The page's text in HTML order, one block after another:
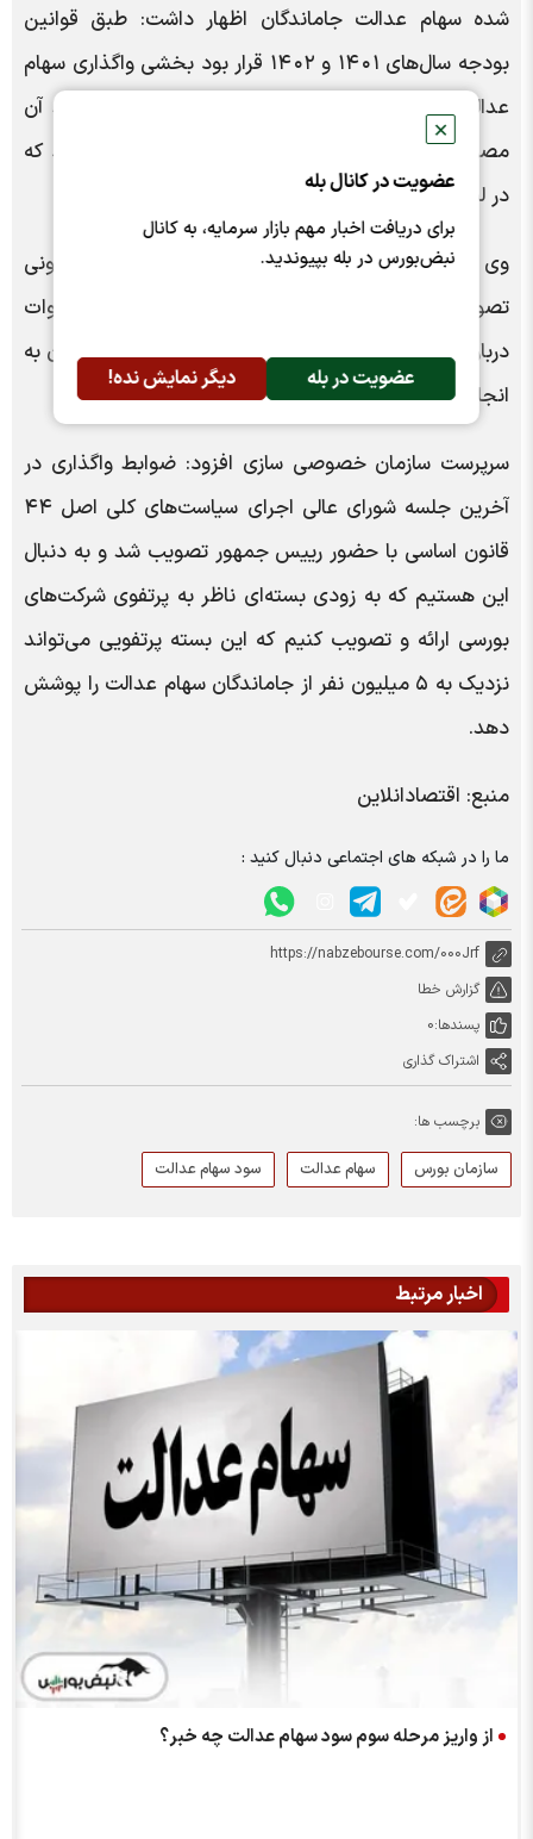
✕
عضویت در کانال بله
برای دریافت اخبار مهم بازار سرمایه، به کانال
نبض‌بورس در بله بپیوندید.
عضویت در بله دیگر نمایش نده!
شده سهام عدالت جاماندگان اظهار داشت: طبق قوانین
بودجه سال‌های ١۴٠١ و ١۴٠٢ قرار بود بخشی واگذاری سهام
عدالت در قالب یک بسته پرتفویی انجام شود که شرط آن
مصوبه هیات دولت برای واگذاری شرکت‌های بورسی بود که
در لیست واگذاری قرار دارند.
وی ادامه داد: سال گذشته به دلیل برخی موانع قانونی
تصویب بسته پیشنهادی سازمان خصوصی به هیات دوات
درباره واگذاری سهام پرتفویی برای سهام عدالت جاماندگان به
انجام نرسید.
سرپرست سازمان خصوصی سازی افزود: ضوابط واگذاری در
آخرین جلسه شورای عالی اجرای سیاست‌های کلی اصل ۴۴
قانون اساسی با حضور رییس جمهور تصویب شد و به دنبال
این هستیم که به زودی بسته‌ای ناظر به پرتفوی شرکت‌های
بورسی ارائه و تصویب کنیم که این بسته پرتفویی می‌تواند
نزدیک به ۵ میلیون نفر از جاماندگان سهام عدالت را پوشش
دهد.
منبع: اقتصادانلاین
ما را در شبکه های اجتماعی دنبال کنید :
https://nabzebourse.com/000Jrf
گزارش خطا
پسندها:0
اشتراک گذاری
برچسب ها:
سازمان بورس سهام عدالت سود سهام عدالت
اخبار مرتبط
از واریز مرحله سوم سود سهام عدالت چه خبر؟